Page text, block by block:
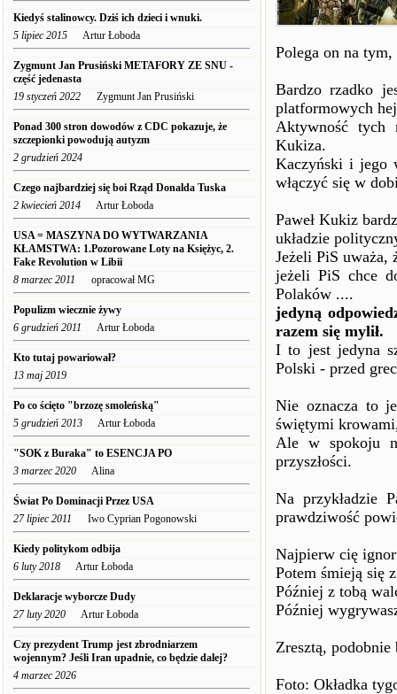
Kiedyś stalinowcy. Dziś ich dzieci i wnuki.
5 lipiec 2015 Artur Łoboda
Zygmunt Jan Prusiński METAFORY ZE SNU -
część jedenasta
19 styczeń 2022 Zygmunt Jan Prusiński
Ponad 300 stron dowodów z CDC pokazuje, że
szczepionki powodują autyzm
2 grudzień 2024
Czego najbardziej się boi Rząd Donalda Tuska
2 kwiecień 2014 Artur Łoboda
USA = MASZYNA DO WYTWARZANIA
KŁAMSTWA: 1.Pozorowane Loty na Księżyc, 2.
Fake Revolution w Libii
8 marzec 2011 opracował MG
Populizm wiecznie żywy
6 grudzień 2011 Artur Łoboda
Kto tutaj powariował?
13 maj 2019
Po co ścięto "brzozę smoleńską"
5 grudzień 2013 Artur Łoboda
"SOK z Buraka" to ESENCJA PO
3 marzec 2020 Alina
Świat Po Dominacji Przez USA
27 lipiec 2011 Iwo Cyprian Pogonowski
Kiedy politykom odbija
6 luty 2018 Artur Łoboda
Deklaracje wyborcze Dudy
27 luty 2020 Artur Łoboda
Czy prezydent Trump jest zbrodniarzem
wojennym? Jeśli Iran upadnie, co będzie dalej?
4 marzec 2026
Polega on na
Bardzo rzadko
platformowych
Aktywność tych
Kukiza.
Kaczyński i jego
włączyć się w
Paweł Kukiz
układzie
Jeżeli PiS uważa,
jeżeli PiS chce
Polaków ....
jedyną
razem się mylił.
I to jest jedyna
Polski - przed
Nie oznacza to
świętymi
Ale w spokoju
przyszłości.
Na przykładzie
prawdziwość
Najpierw cię
Potem śmieją się
Później z tobą
Później
Zresztą, podobnie
Foto: Okładka